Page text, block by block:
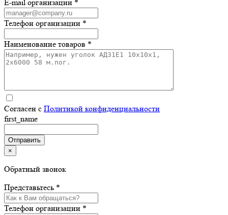
E-mail организации *
Телефон организации *
Наименование товаров *
Согласен с Политикой конфиденциальности
first_name
×
Обратный звонок
Представьтесь *
Телефон организации *